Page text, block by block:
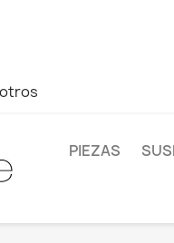
PIEZAS